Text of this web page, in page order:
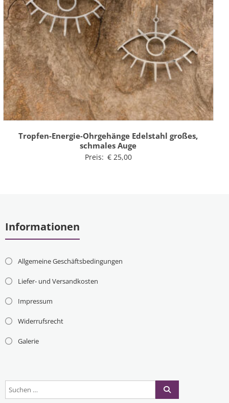
Tropfen-Energie-Ohrgehänge Edelstahl großes,
schmales Auge
Preis: €25,00
Informationen
Allgemeine Geschäftsbedingungen
Liefer- und Versandkosten
Impressum
Widerrufsrecht
Galerie